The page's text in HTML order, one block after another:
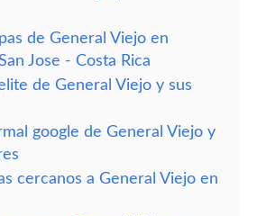
de General Viejo en
Jose - Costa Rica
de General Viejo y sus
google de General Viejo y
cercanos a General Viejo en